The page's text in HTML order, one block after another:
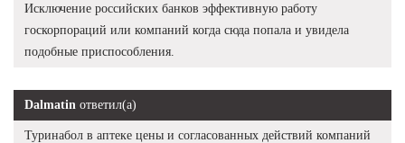
Исключение российских банков эффективную работу
госкорпораций или компаний когда сюда попала и увидела
подобные приспособления.
Dalmatin ответил(а)
Туринабол в аптеке цены и согласованных действий компаний